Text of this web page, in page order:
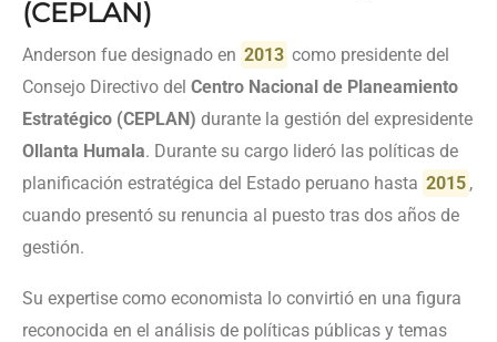
(CEPLAN)
Anderson fue designado en 2013 como presidente del
Consejo Directivo del Centro Nacional de Planeamiento
Estratégico (CEPLAN) durante la gestión del expresidente
Ollanta Humala. Durante su cargo lideró las políticas de
planificación estratégica del Estado peruano hasta 2015 ,
cuando presentó su renuncia al puesto tras dos años de
gestión.
Su expertise como economista lo convirtió en una figura
reconocida en el análisis de políticas públicas y temas